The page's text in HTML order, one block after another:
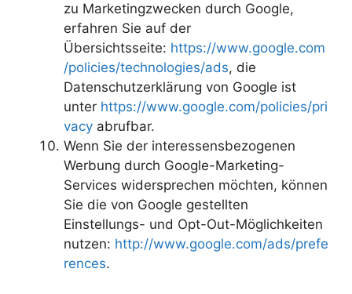
zu Marketingzwecken durch Google,
erfahren Sie auf der
Übersichtsseite: https://www.google.com
/policies/technologies/ads, die
Datenschutzerklärung von Google ist
unter https://www.google.com/policies/pri
vacy abrufbar.
Wenn Sie der interessensbezogenen
Werbung durch Google-Marketing-
Services widersprechen möchten, können
Sie die von Google gestellten
Einstellungs- und Opt-Out-Möglichkeiten
nutzen: http://www.google.com/ads/prefe
rences.